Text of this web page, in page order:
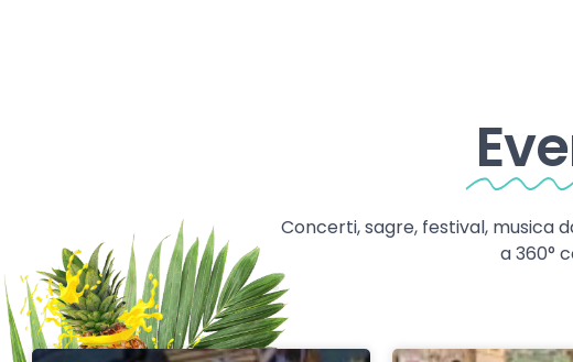
Concerti, sagre, festival, musica
a 360°